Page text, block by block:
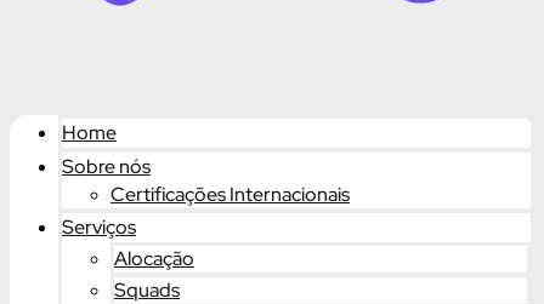
Home
Sobre nós
Certificações Internacionais
Serviços
Alocação
Squads